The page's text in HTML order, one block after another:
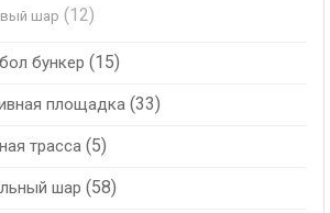
шар (12)
бункер (15)
площадка (33)
трасса (5)
шар (58)